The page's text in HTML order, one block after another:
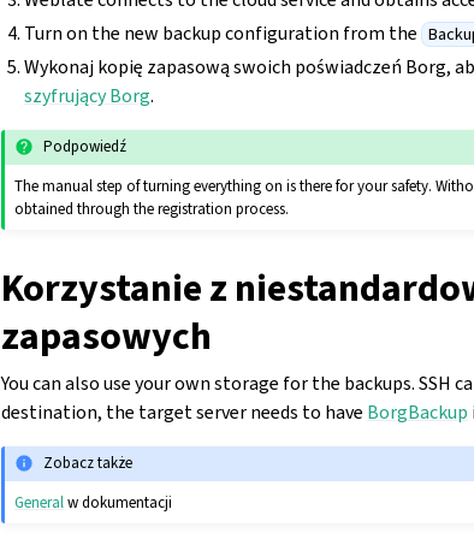
Turn on the new backup configuration from the
Wykonaj kopię zapasową swoich poświadczeń Borg,
szyfrujący Borg.
Podpowiedź
The manual step of turning everything on is there for your safety.
obtained through the registration process.
Korzystanie z
zapasowych
You can also use your own storage for the backups. SSH
destination, the target server needs to have BorgBackup
Zobacz także
Generalw dokumentacji